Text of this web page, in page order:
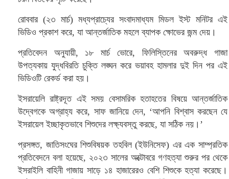
রোববার (২৩ মার্চ) মধ্যপ্রাচ্যের সংবাদমাধ্যম মিডল ইস্ট মনিটর এই
ভিডিও প্রকাশ করে, যা আন্তর্জাতিক মহলে ব্যাপক ক্ষোভের জন্ম দেয়।
প্রতিবেদন অনুযায়ী, ১৮ মার্চ ভোরে, ফিলিস্তিনের অবরুদ্ধ গাজা
উপত্যকায় যুদ্ধবিরতি চুক্তি লঙ্ঘন করে ভয়াবহ হামলার দুই দিন পর এই
ভিডিওটি রেকর্ড করা হয়।
ইসরায়েলি রাষ্ট্রদূত এই সময় বেসামরিক হতাহতের বিষয়ে আন্তর্জাতিক
উদ্বেগকে অগ্রাহ্য করে, সাফ জানিয়ে দেন, ‘আপনি বিশ্বাস করছেন যে
ইসরায়েল ইচ্ছাকৃতভাবে শিশুদের লক্ষ্যবস্তু করছে, যা সঠিক নয়।’
প্রসঙ্গত, জাতিসংঘের শিশুবিষয়ক তহবিল (ইউনিসেফ) এর এক সাম্প্রতিক
প্রতিবেদনে বলা হয়েছে, ২০২৩ সালের অক্টোবরে গণহত্যা শুরুর পর থেকে
ইসরাইলি বাহিনী গাজায় সাড়ে ১৪ হাজারেরও বেশি শিশুকে হত্যা করেছে।